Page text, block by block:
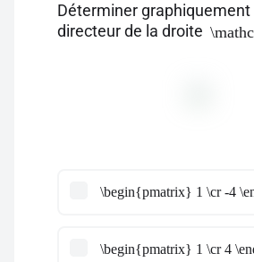
Déterminer
directeur de la droite
\begin{pmatrix} 1 \cr -4
\begin{pmatrix} 1 \cr 4